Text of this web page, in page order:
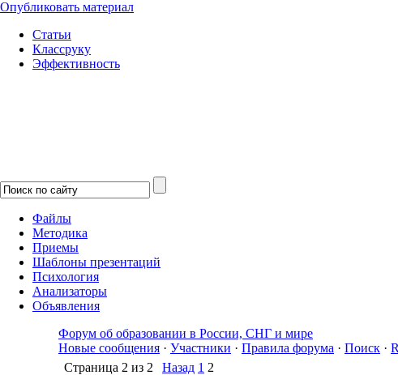
Опубликовать материал
Статьи
Классруку
Эффективность
Файлы
Методика
Приемы
Шаблоны презентаций
Психология
Анализаторы
Объявления
Форум об образовании в России, СНГ и мире
Новые сообщения · Участники · Правила форума · Поиск ·
Страница 2 из 2 Назад 1 2